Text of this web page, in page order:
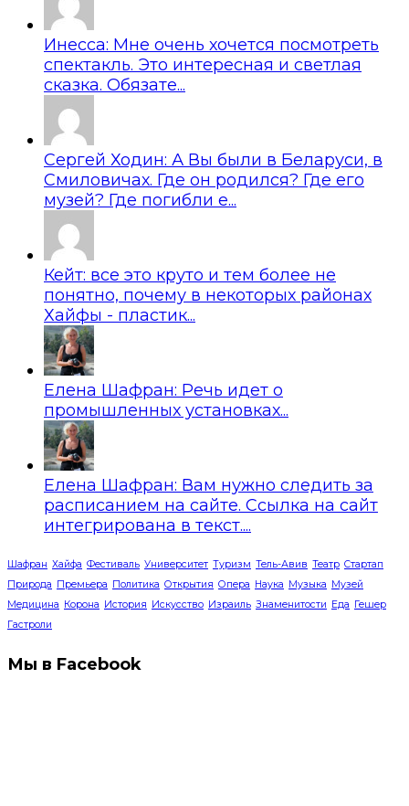
Инесса: Мне очень хочется посмотреть
спектакль. Это интересная и светлая
сказка. Обязате...
Сергей Ходин: А Вы были в Беларуси, в
Смиловичах. Где он родился? Где его
музей? Где погибли е...
Кейт: все это круто и тем более не
понятно, почему в некоторых районах
Хайфы - пластик...
Елена Шафран: Речь идет о
промышленных установках...
Елена Шафран: Вам нужно следить за
расписанием на сайте. Ссылка на сайт
интегрирована в текст....
Шафран Хайфа Фестиваль Университет Туризм Тель-Авив Театр Стартап
Природа Премьера Политика Открытия Опера Наука Музыка Музей
Медицина Корона История Искусство Израиль Знаменитости Еда Гешер
Гастроли
Мы в Facebook